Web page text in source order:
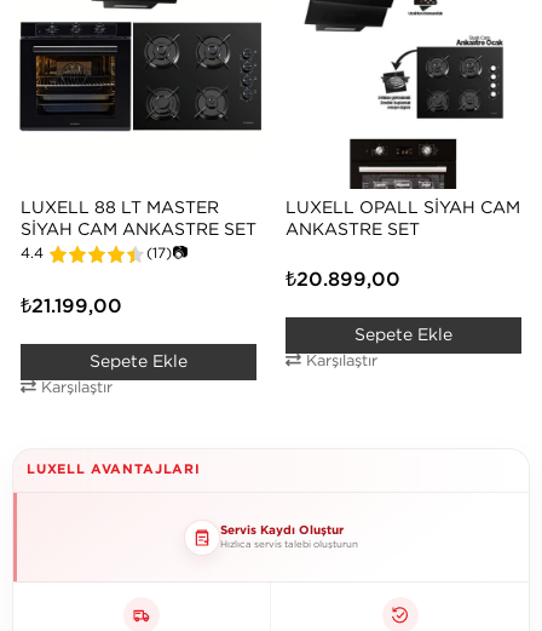
LUXELL 88 LT MASTER
SIYAH CAM ANKASTRE SET
4.4 (17)📷
₺21.199,00
Sepete Ekle
Karşılaştır
LUXELL OPALL SIYAH CAM
ANKASTRE SET
₺20.899,00
Sepete Ekle
Karşılaştır
LUXELL AVANTAJLARI
Servis Kaydı Oluştur
Hızlıca servis talebi oluşturun